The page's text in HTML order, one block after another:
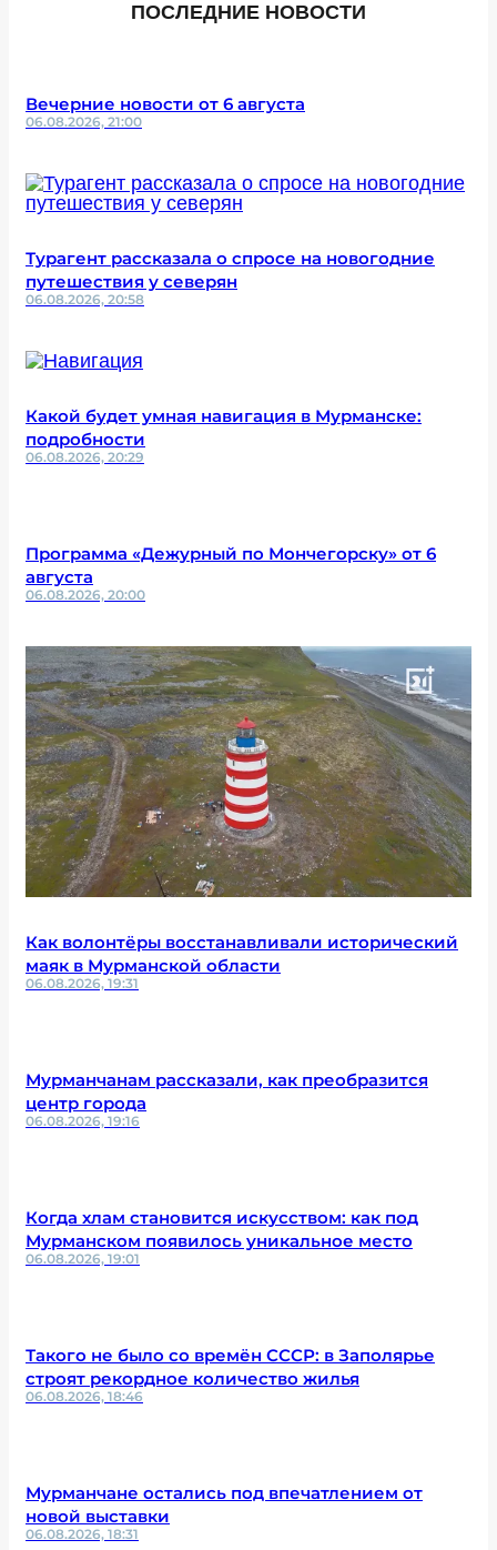
ПОСЛЕДНИЕ НОВОСТИ
Вечерние новости от 6 августа
06.08.2026, 21:00
Турагент рассказала о спросе на новогодние
путешествия у северян
06.08.2026, 20:58
Какой будет умная навигация в Мурманске:
подробности
06.08.2026, 20:29
Программа «Дежурный по Мончегорску» от 6
августа
06.08.2026, 20:00
Как волонтёры восстанавливали исторический
маяк в Мурманской области
06.08.2026, 19:31
Мурманчанам рассказали, как преобразится
центр города
06.08.2026, 19:16
Когда хлам становится искусством: как под
Мурманском появилось уникальное место
06.08.2026, 19:01
Такого не было со времён СССР: в Заполярье
строят рекордное количество жилья
06.08.2026, 18:46
Мурманчане остались под впечатлением от
новой выставки
06.08.2026, 18:31